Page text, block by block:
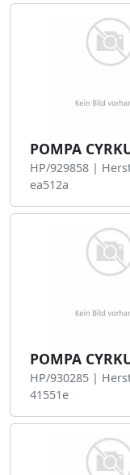
POMPA
HP/929858 |
ea512a
POMPA
HP/930285 |
41551e